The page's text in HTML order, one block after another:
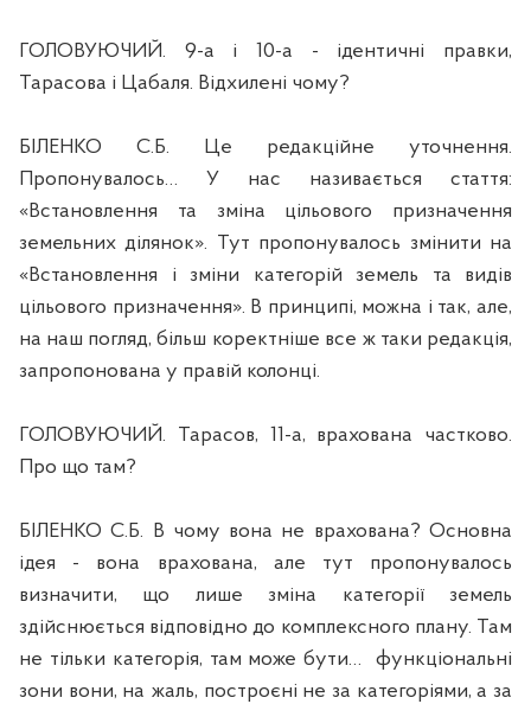
ГОЛОВУЮЧИЙ. 9-а і 10-а - ідентичні правки,
Тарасова і Цабаля. Відхилені чому?
БІЛЕНКО С.Б. Це редакційне уточнення.
Пропонувалось… У нас називається стаття:
«Встановлення та зміна цільового призначення
земельних ділянок». Тут пропонувалось змінити на
«Встановлення і зміни категорій земель та видів
цільового призначення». В принципі, можна і так, але,
на наш погляд, більш коректніше все ж таки редакція,
запропонована у правій колонці.
ГОЛОВУЮЧИЙ. Тарасов, 11-а, врахована частково.
Про що там?
БІЛЕНКО С.Б. В чому вона не врахована? Основна
ідея - вона врахована, але тут пропонувалось
визначити, що лише зміна категорії земель
здійснюється відповідно до комплексного плану. Там
не тільки категорія, там може бути…
функціональні
зони вони, на жаль, построєні не за категоріями, а за